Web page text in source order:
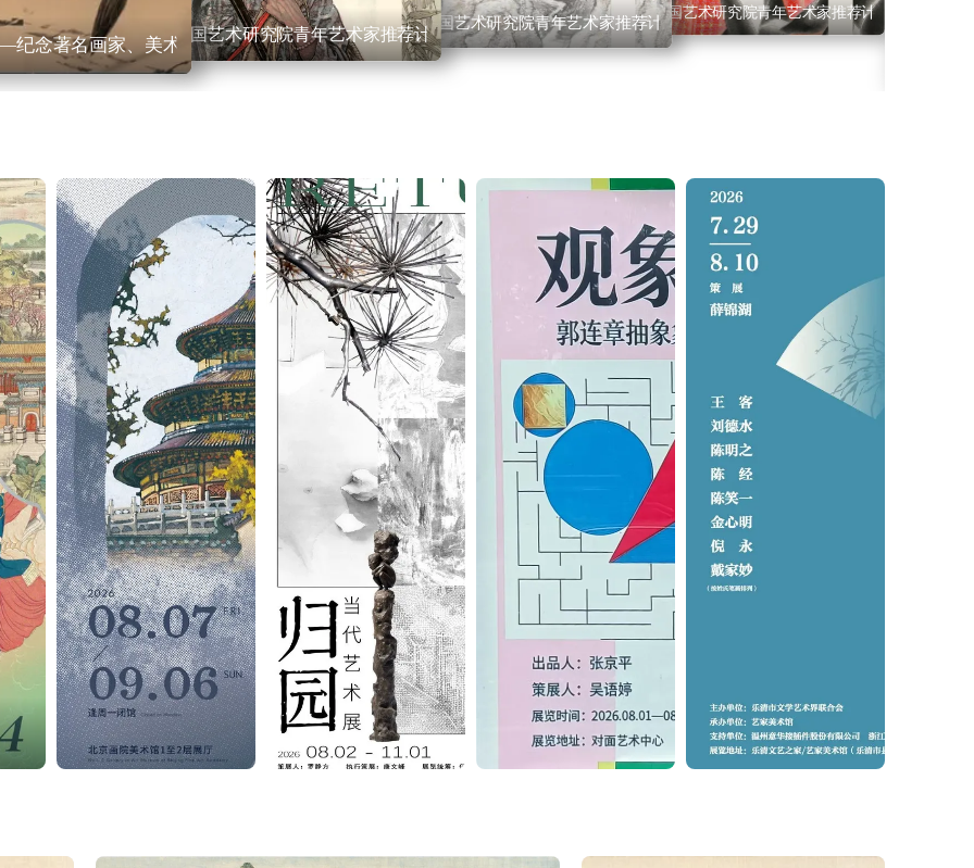
念著名画家、美术教育家张晓寒先生诞辰100周年系列作品展 卢乾、林生山水画作品展暨画册出版发布会 鹭潮松风
中国艺术研究院青年艺术家推荐计划（第二批）·刘少宁
中国艺术研究院青年艺术家推荐计划（第二批）·韩昊
中国艺术研究院青年艺术家推荐计划（第二批）